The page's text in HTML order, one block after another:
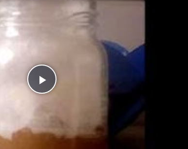
Play
Video